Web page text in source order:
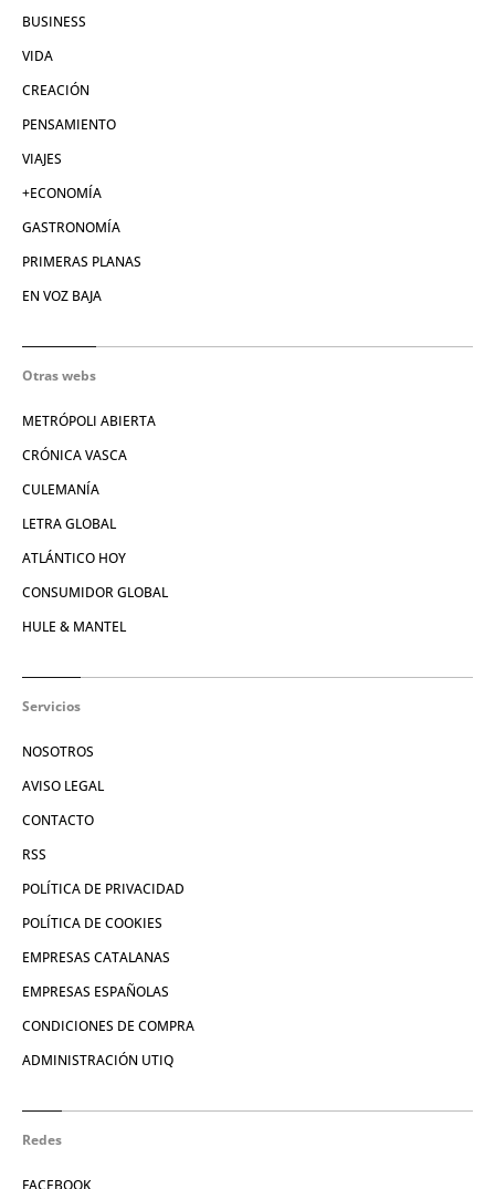
BUSINESS
VIDA
CREACIÓN
PENSAMIENTO
VIAJES
+ECONOMÍA
GASTRONOMÍA
PRIMERAS PLANAS
EN VOZ BAJA
Otras webs
METRÓPOLI ABIERTA
CRÓNICA VASCA
CULEMANÍA
LETRA GLOBAL
ATLÁNTICO HOY
CONSUMIDOR GLOBAL
HULE & MANTEL
Servicios
NOSOTROS
AVISO LEGAL
CONTACTO
RSS
POLÍTICA DE PRIVACIDAD
POLÍTICA DE COOKIES
EMPRESAS CATALANAS
EMPRESAS ESPAÑOLAS
CONDICIONES DE COMPRA
ADMINISTRACIÓN UTIQ
Redes